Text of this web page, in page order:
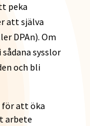
peka
att själva
DPAn). Om
sysslor
och bli
att öka
arbete